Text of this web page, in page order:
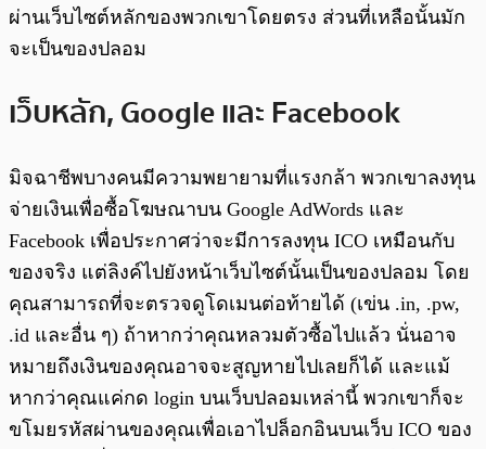
ผ่านเว็บไซต์หลักของพวกเขาโดยตรง ส่วนที่เหลือนั้นมัก
จะเป็นของปลอม
เว็บหลัก, Google และ Facebook
มิจฉาชีพบางคนมีความพยายามที่แรงกล้า พวกเขาลงทุน
จ่ายเงินเพื่อซื้อโฆษณาบน Google AdWords และ
Facebook เพื่อประกาศว่าจะมีการลงทุน ICO เหมือนกับ
ของจริง แต่ลิงค์ไปยังหน้าเว็บไซต์นั้นเป็นของปลอม โดย
คุณสามารถที่จะตรวจดูโดเมนต่อท้ายได้ (เข่น .in, .pw,
.id และอื่น ๆ) ถ้าหากว่าคุณหลวมตัวซื้อไปแล้ว นั่นอาจ
หมายถึงเงินของคุณอาจจะสูญหายไปเลยก็ได้ และแม้
หากว่าคุณแค่กด login บนเว็บปลอมเหล่านี้ พวกเขาก็จะ
ขโมยรหัสผ่านของคุณเพื่อเอาไปล็อกอินบนเว็บ ICO ของ